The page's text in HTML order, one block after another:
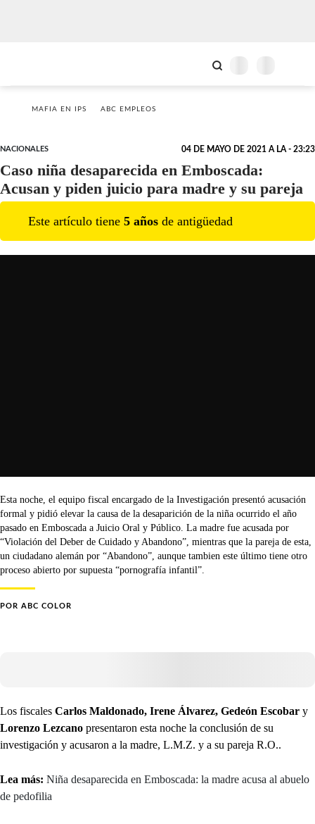
MAFIA EN IPS ABC EMPLEOS
NACIONALES 04 DE MAYO DE 2021 A LA - 23:23
Caso niña desaparecida en Emboscada:
Acusan y piden juicio para madre y su pareja
Este artículo tiene 5 años de antigüedad
Esta noche, el equipo fiscal encargado de la Investigación presentó acusación
formal y pidió elevar la causa de la desaparición de la niña ocurrido el año
pasado en Emboscada a Juicio Oral y Público. La madre fue acusada por
“Violación del Deber de Cuidado y Abandono”, mientras que la pareja de esta,
un ciudadano alemán por “Abandono”, aunque tambien este último tiene otro
proceso abierto por supuesta “pornografía infantil”.
POR ABC COLOR
Los fiscales Carlos Maldonado, Irene Álvarez, Gedeón Escobar y
Lorenzo Lezcano presentaron esta noche la conclusión de su
investigación y acusaron a la madre, L.M.Z. y a su pareja R.O..
Lea más: Niña desaparecida en Emboscada: la madre acusa al abuelo
de pedofilia